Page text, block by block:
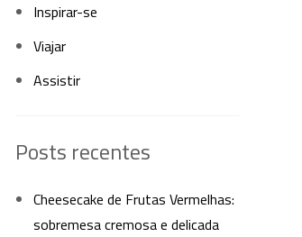
Inspirar-se
Viajar
Assistir
Posts recentes
Cheesecake de Frutas Vermelhas:
sobremesa cremosa e delicada